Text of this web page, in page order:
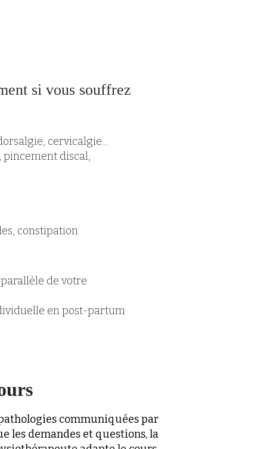
cervicalgie...
discal,
constipation
si vous souffrez
de votre
en post-partum
communiquées par
les demandes et questions, la